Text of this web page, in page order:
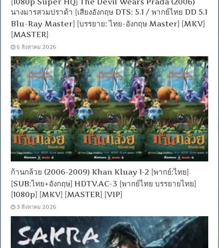
นางมารสวมปราด้า [เสียงอังกฤษ DTS: 5.1 / พากย์ไทย DD 5.1
Blu-Ray Master] [บรรยาย: ไทย-อังกฤษ Master] [MKV]
[MASTER]
6 สิงหาคม 2026
ก้านกล้วย (2006-2009) Khan Kluay 1-2 [พากย์:ไทย]
[SUB:ไทย+อังกฤษ] HDTV.AC-3 [พากย์ไทย บรรยายไทย]
[1080p] [MKV] [MASTER] [VIP]
5 สิงหาคม 2026